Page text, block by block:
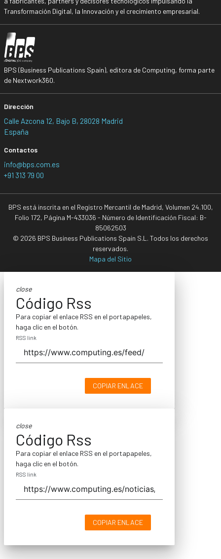
Transformación Digital, la Innovación y el crecimiento empresarial.
BPS (Business Publications Spain), editora de Computing, forma parte
de Nextwork360.
Dirección
Calle Azcona 12, Bajo B, 28028 Madrid
España
Contactos
info@bps.com.es
+91 313 79 00
BPS está inscrita en el Registro Mercantil de Madrid, Volumen 24.100,
Folio 172, Página M-433036 - Número de Identificación Fiscal: B-
85062503
© 2026 BPS Business Publications Spain S.L. Todos los derechos
reservados.
Mapa del Sitio
close
Código Rss
Para copiar el enlace RSS en el portapapeles,
haga clic en el botón.
RSS link
COPIAR ENLACE
close
Código Rss
Para copiar el enlace RSS en el portapapeles,
haga clic en el botón.
RSS link
COPIAR ENLACE